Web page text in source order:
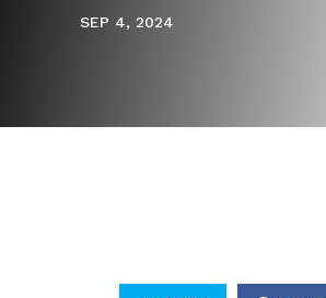
SEP 4, 2024